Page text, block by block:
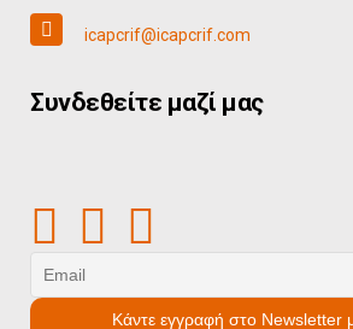
icapcrif@icapcrif.com
Συνδεθείτε μαζί μας